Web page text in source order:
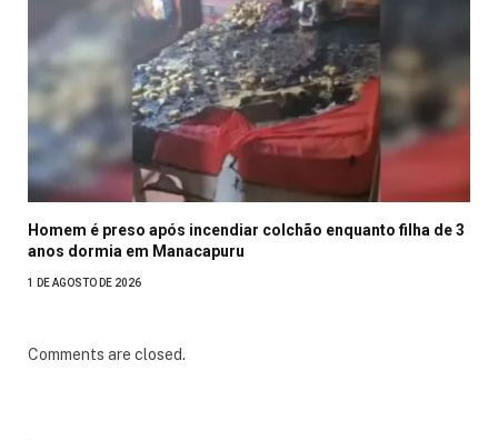
Homem é preso após incendiar colchão enquanto filha de 3
anos dormia em Manacapuru
1 DE AGOSTO DE 2026
Comments are closed.